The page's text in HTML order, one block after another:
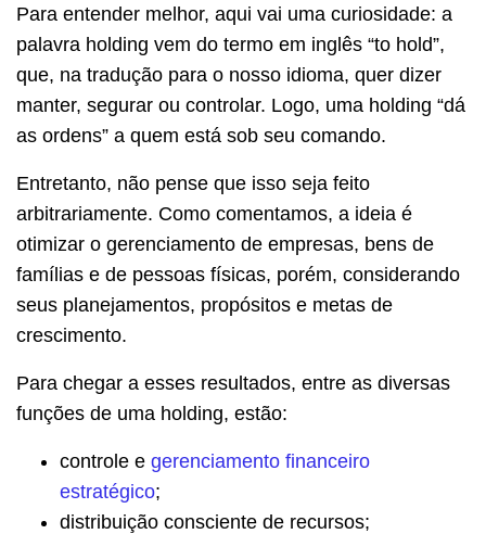
Para entender melhor, aqui vai uma curiosidade: a
palavra holding vem do termo em inglês “to hold”,
que, na tradução para o nosso idioma, quer dizer
manter, segurar ou controlar. Logo, uma holding “dá
as ordens” a quem está sob seu comando.
Entretanto, não pense que isso seja feito
arbitrariamente. Como comentamos, a ideia é
otimizar o gerenciamento de empresas, bens de
famílias e de pessoas físicas, porém, considerando
seus planejamentos, propósitos e metas de
crescimento.
Para chegar a esses resultados, entre as diversas
funções de uma holding, estão:
controle e gerenciamento financeiro
estratégico;
distribuição consciente de recursos;